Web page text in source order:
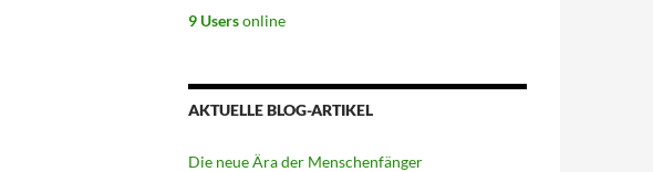
9 Usersonline
AKTUELLE BLOG-ARTIKEL
Die neue Ära der Menschenfänger